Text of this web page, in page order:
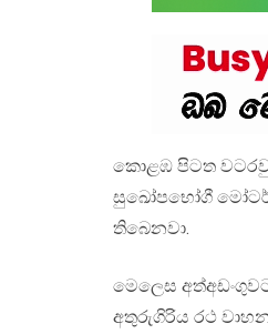
කොළඹ පිටත
සුඛෝපභෝගී මෝටර්
තිබෙනවා.
මෙලෙස
අතුරුගිරිය රථ